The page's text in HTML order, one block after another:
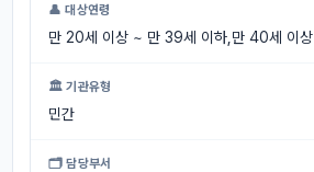
👤 대상연령
만 20세 이상 ~ 만 39세 이하,만 40세 이상
🏛 기관유형
민간
🗂 담당부서